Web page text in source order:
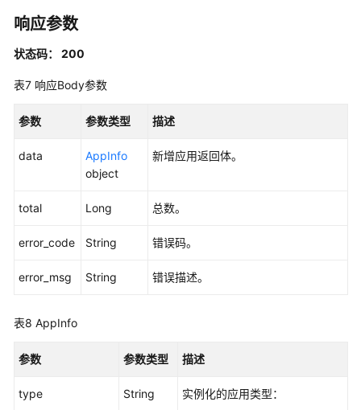
订
录
常
见
问
频
助
文
载
用
响应参数
状态码： 200
表7 响应Body参数
参数 参数类型 描述
data
AppInfo
object
新增应用返回体。
total Long 总数。
error_code String 错误码。
error_msg String 错误描述。
表8 AppInfo
参数 参数类型 描述
type String
实例化的应用类型：